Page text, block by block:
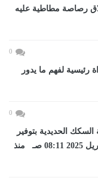
رصاصة مطاطية عليه
0
رئيسية لفهم ما يدور
0
الحديدية بتوفير
أماكن في رحلات...اليوم الأربعاء، 2 أبريل 2025 08:11 صـ منذ